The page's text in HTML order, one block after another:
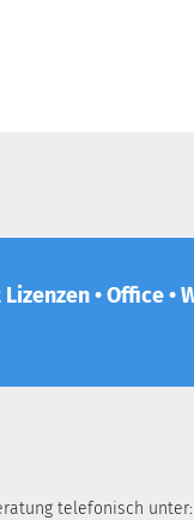
• Office •
telefonisch unter: